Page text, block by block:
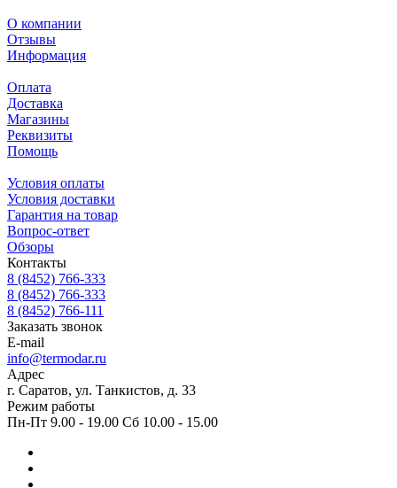
О компании
Отзывы
Информация
Оплата
Доставка
Магазины
Реквизиты
Помощь
Условия оплаты
Условия доставки
Гарантия на товар
Вопрос-ответ
Обзоры
Контакты
8 (8452) 766-333
8 (8452) 766-333
8 (8452) 766-111
Заказать звонок
E-mail
info@termodar.ru
Адрес
г. Саратов, ул. Танкистов, д. 33
Режим работы
Пн-Пт 9.00 - 19.00 Сб 10.00 - 15.00